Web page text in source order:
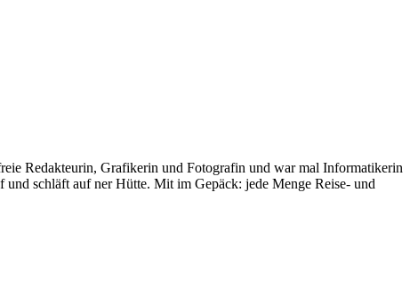
Redakteurin, Grafikerin und Fotografin und war mal Informatikerin
schläft auf ner Hütte. Mit im Gepäck: jede Menge Reise- und